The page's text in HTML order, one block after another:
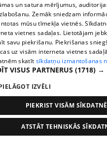
Kovārņu iela
Pētera iela
Bērzaine
Meža skola
Cēsu klīnika
Pils parks - 1
Maija parks
Stacija
Jauns
kļuvu...
Oстановки
un satura mērījumus,
Zemāk sniedzam
mūsu tīmekļa vietnēs.
vietnes sadaļas. Lietotājam
savu piekrišanu. Piekrišanas
uz visām interneta vietnes
skatīt sīkdatņu izmantošanas
VISUS PARTNERUS (1718) →
IZVĒLI
PIEKRIST VISĀM
ATSTĀT TEHNISKĀS